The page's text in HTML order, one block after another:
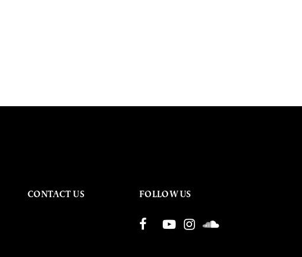
CONTACT US FOLLOW US